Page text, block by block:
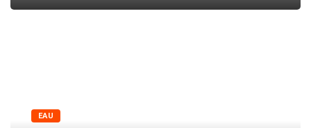
EAU